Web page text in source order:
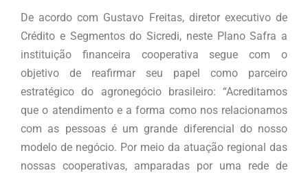
De acordo com Gustavo Freitas, diretor executivo de
Crédito e Segmentos do Sicredi, neste Plano Safra a
instituição financeira cooperativa segue com o
objetivo de reafirmar seu papel como parceiro
estratégico do agronegócio brasileiro: “Acreditamos
que o atendimento e a forma como nos relacionamos
com as pessoas é um grande diferencial do nosso
modelo de negócio. Por meio da atuação regional das
nossas cooperativas, amparadas por uma rede de